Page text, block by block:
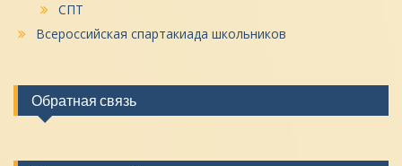
СПТ
Всероссийская спартакиада школьников
Обратная связь